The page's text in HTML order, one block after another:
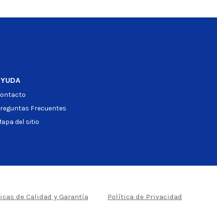
Frecuentes
del sitio
de Calidad y Garantía Política de Privacidad